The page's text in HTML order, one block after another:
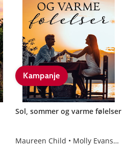
Kampanje
Sol, sommer og varme følelser
Maureen Child Molly Evans